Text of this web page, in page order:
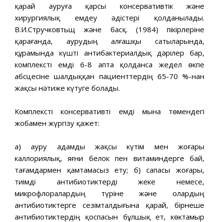
қарай ауруға қарсы консервативтік және
хирургиялық емдеу әдістері қолданылады.
В.И.Стручковтьщ және басқ. (1984) пікірлеріне
қарағанда, аурудың алғашқы сатыларында,
құрамында күшті антибактериалдық дәрілер бар,
комплексті емді 6-8 апта қолданса жедел өкпе
абсцесіне шалдыққан пациенттердің 65-70 %-нан
жақсы нәтиже күтуге болады.
Комплексті консервативті емді мына төмендегі
жобамен жүргізу қажет:
а) ауру адамды жақсы күтім мен жоғары
каллориялық, яғни белок пен витаминдерге бай,
тағамдармен қамтамасыз ету; б) сапасы жоғары,
тиімді антибиотиктерді жеке немесе,
микрофлоралардың түріне және олардың
антибиотиктерге сезімталдығына қарай, бірнеше
антибиотиктердің қоспасын бұлшық ет, көктамыр